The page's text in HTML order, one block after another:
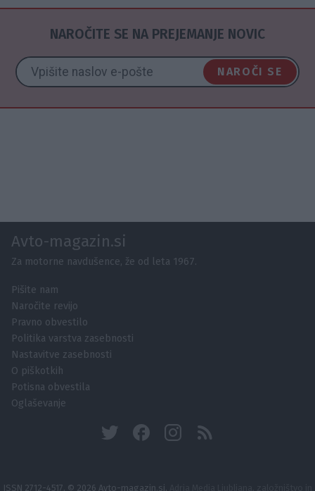
NAROČITE SE NA PREJEMANJE NOVIC
NAROČI SE
Avto-magazin.si
Za motorne navdušence, že od leta 1967.
Pišite nam
Naročite revijo
Pravno obvestilo
Politika varstva zasebnosti
Nastavitve zasebnosti
O piškotkih
Potisna obvestila
Oglaševanje
ISSN 2712-4517, © 2026 Avto-magazin.si,